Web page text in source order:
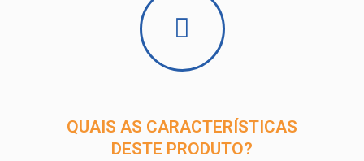
QUAIS AS CARACTERÍSTICAS
DESTE PRODUTO?